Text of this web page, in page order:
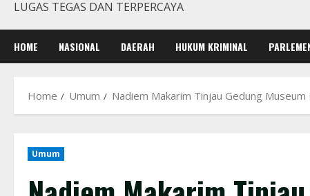
LUGAS TEGAS DAN TERPERCAYA
HOME NASIONAL DAERAH HUKUM KRIMINAL
Home Umum Nadiem Makarim Tinjau Gedung
Umum